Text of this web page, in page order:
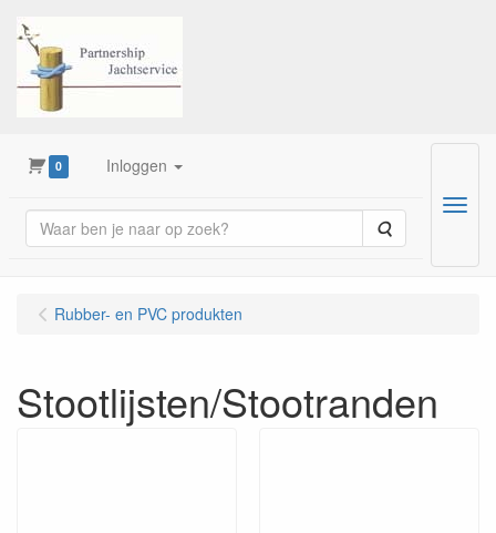
0 Inloggen
Zoeken
Menu
Rubber- en PVC produkten
Stootlijsten/Stootranden